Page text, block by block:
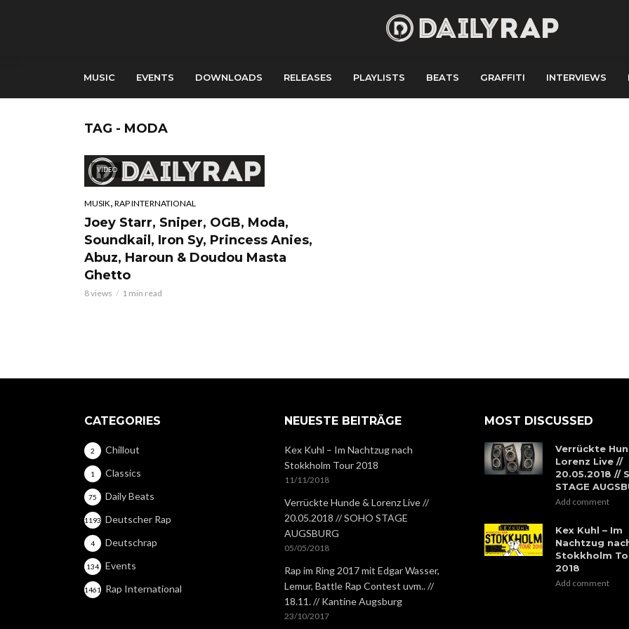
MUSIC EVENTS DOWNLOADS RELEASES PLAYLISTS BEATS GRAFFITI INTERVIEWS
TAG - MODA
VIDEO
MUSIK, RAP INTERNATIONAL
Joey Starr, Sniper, OGB, Moda,
Soundkail, Iron Sy, Princess Anies,
Abuz, Haroun & Doudou Masta
Ghetto
8 views 1 min read
CATEGORIES
Chillout
2
Classics
1
Daily Beats
75
Deutscher Rap
1193
Deutschrap
4
Events
134
Rap International
1461
NEUESTE BEITRÄGE
Kex Kuhl – Im Nachtzug nach
Stokkholm Tour 2018
11/11/2018
Verrückte Hunde & Lorenz Live //
20.05.2018 // SOHO STAGE
AUGSBURG
05/05/2018
Rap im Ring 2017 mit Edgar Wasser,
Lemur, Battle Rap Contest uvm.. //
18.11. // Kantine Augsburg
23/10/2017
MOST DISCUSSED
Verrückte
Lorenz Live //
20.05.2018 //
STAGE
Add comment
Kex Kuhl – Im
Nachtzug
Stokkholm
2018
Add comment